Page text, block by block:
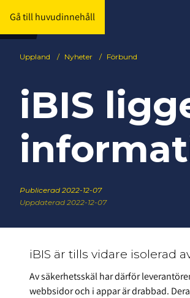
Gå till huvudinnehåll
Uppland / Nyheter / Förbund
iBIS
Publicerad 2022-12-07
Uppdaterad 2022-12-07
iBIS är tills vidare isolerad
Av säkerhetsskäl har därför
webbsidor och i appar är drabbad.